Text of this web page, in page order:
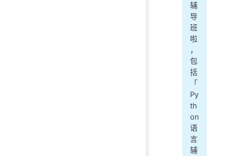
辅
导
班
啦
，
包
括
「
Py
th
on
语
言
辅